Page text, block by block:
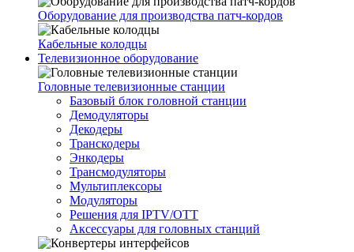
Оборудование для производства патч-кордов
Кабельные колодцы
Телевизионное оборудование
Головные телевизионные станции
Базовый блок головной станции
Демодуляторы
Декодеры
Транскодеры
Энкодеры
Трансмодуляторы
Мультиплексоры
Модуляторы
Решения для IPTV/OTT
Аксессуары для головных станций